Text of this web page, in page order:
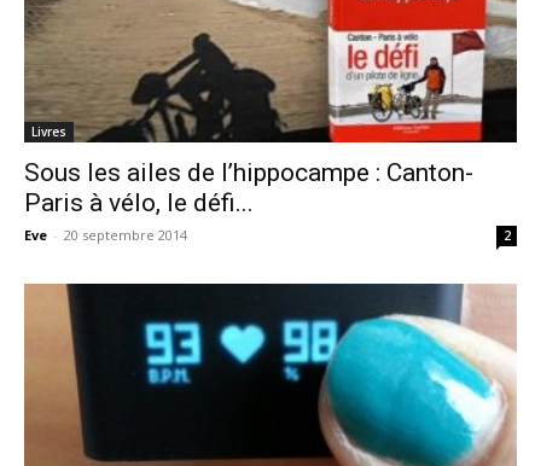
Livres
Sous les ailes de l’hippocampe : Canton-
Paris à vélo, le défi...
Eve - 20 septembre 2014 2